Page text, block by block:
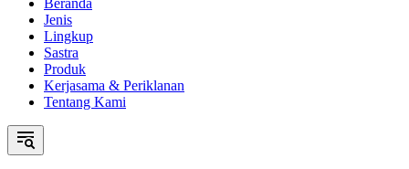
Beranda
Jenis
Lingkup
Sastra
Produk
Kerjasama & Periklanan
Tentang Kami